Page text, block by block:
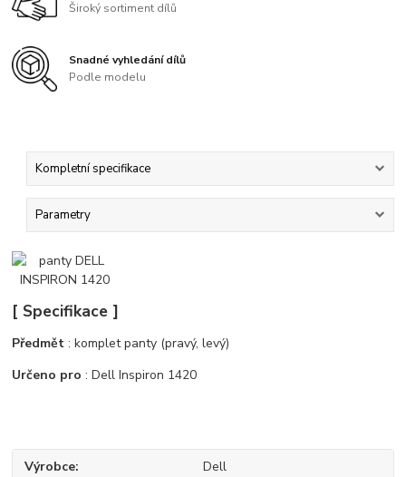
Široký sortiment dílů
Snadné vyhledání dílů
Podle modelu
Kompletní specifikace
Parametry
[ Specifikace ]
Předmět : komplet panty (pravý, levý)
Určeno pro : Dell Inspiron 1420
Výrobce Dell